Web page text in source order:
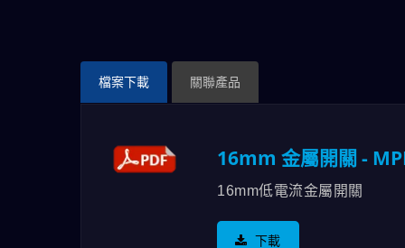
檔案下載 關聯產品
16mm 金屬開關 -
16mm低電流金屬開關
下載